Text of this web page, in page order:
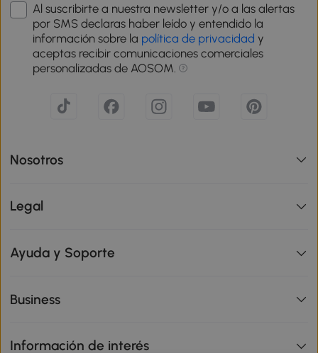
Al suscribirte a nuestra newsletter y/o a las alertas
por SMS declaras haber leído y entendido la
información sobre la política de privacidad y
aceptas recibir comunicaciones comerciales
personalizadas de AOSOM.
Nosotros
Legal
Ayuda y Soporte
Business
Información de interés